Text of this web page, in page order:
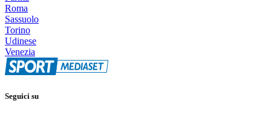
Roma
Sassuolo
Torino
Udinese
Venezia
Seguici su